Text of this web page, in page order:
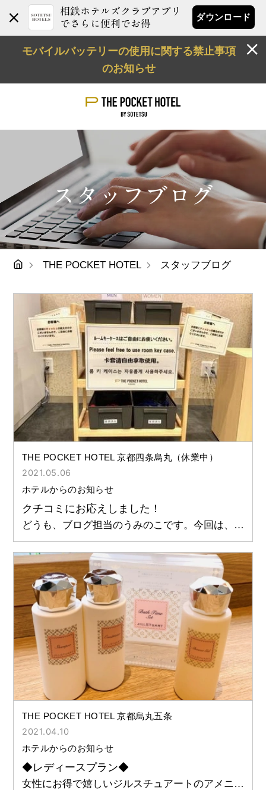
相鉄ホテルズクラブアプリ
でさらに便利でお得
ダウンロード
モバイルバッテリーの使用に関する禁止事項
のお知らせ
スタッフブログ
THE POCKET HOTEL スタッフブログ
THE POCKET HOTEL 京都四条烏丸（休業中）
2021.05.06
ホテルからのお知らせ
クチコミにお応えしました！
どうも、ブログ担当のうみのこです。今回は、以
前お客様から頂いていました声にお応えして
THE POCKET HOTEL 京都烏丸五条
2021.04.10
ホテルからのお知らせ
◆レディースプラン◆
女性にお得で嬉しいジルスチュアートのアメニテ